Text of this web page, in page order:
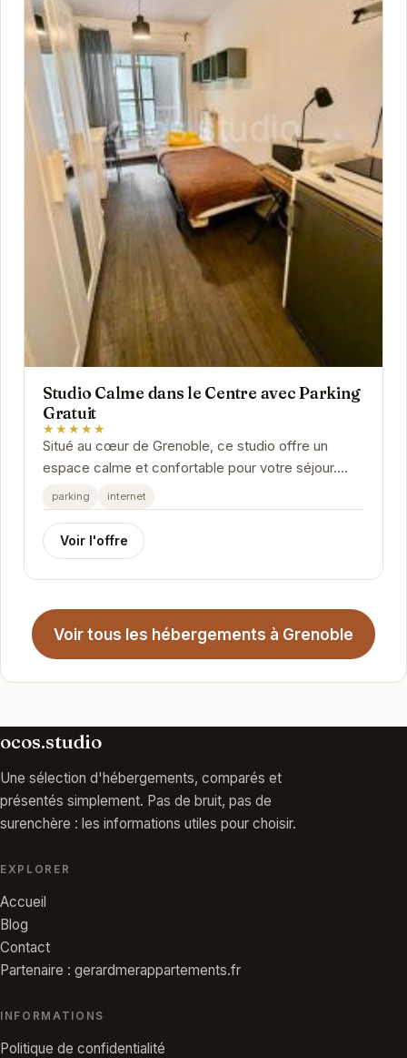
Studio Calme dans le Centre avec Parking
Gratuit
★★★★★
Situé au cœur de Grenoble, ce studio offre un
espace calme et confortable pour votre séjour.
Avec un parking gratuit, vous pourrez explorer la...
parking internet
Voir l'offre
Voir tous les hébergements à Grenoble
ocos.studio
Une sélection d'hébergements, comparés et
présentés simplement. Pas de bruit, pas de
surenchère : les informations utiles pour choisir.
EXPLORER
Accueil
Blog
Contact
Partenaire : gerardmerappartements.fr
INFORMATIONS
Politique de confidentialité